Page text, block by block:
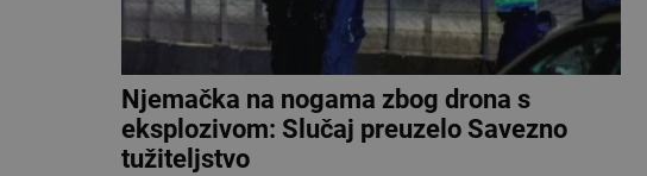
Njemačka na nogama zbog drona s
eksplozivom: Slučaj preuzelo Savezno
tužiteljstvo